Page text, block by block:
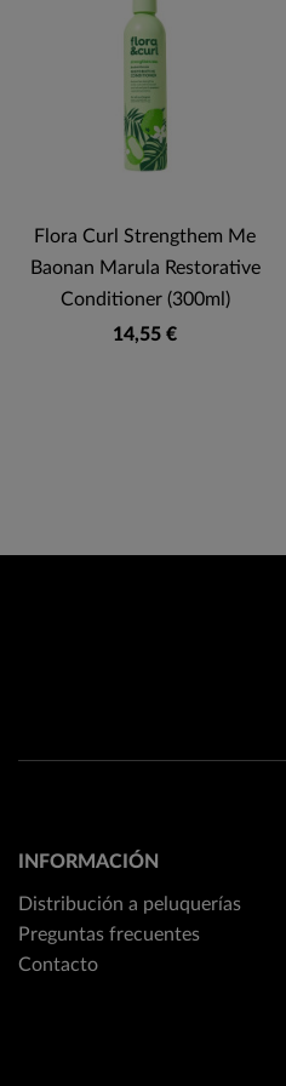
Flora Curl Strengthem Me
Baonan Marula Restorative
Conditioner (300ml)
14,55 €
INFORMACIÓN
Distribución a peluquerías
Preguntas frecuentes
Contacto